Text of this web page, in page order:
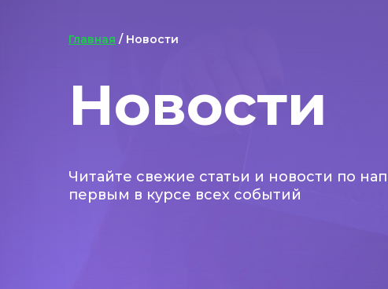
Новости
Читайте свежие статьи и новости по
первым в курсе всех событий
Главная / Новости